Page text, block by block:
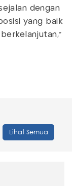
dengan
yang baik
Lihat Semua